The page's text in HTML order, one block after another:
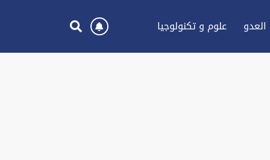
علوم و تكنولوجيا